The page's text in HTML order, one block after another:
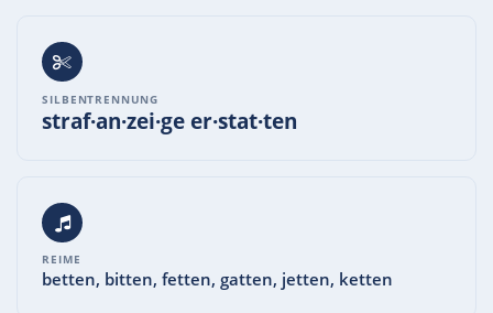
SILBENTRENNUNG
straf·an·zei·ge er·stat·ten
REIME
betten, bitten, fetten, gatten, jetten, ketten